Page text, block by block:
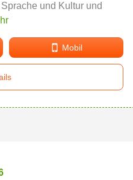
und Kultur und
Mobil